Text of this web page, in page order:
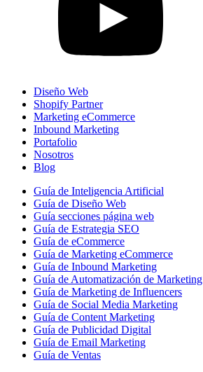
Diseño Web
Shopify Partner
Marketing eCommerce
Inbound Marketing
Portafolio
Nosotros
Blog
Guía de Inteligencia Artificial
Guía de Diseño Web
Guía secciones página web
Guía de Estrategia SEO
Guía de eCommerce
Guía de Marketing eCommerce
Guía de Inbound Marketing
Guía de Automatización de Marketing
Guía de Marketing de Influencers
Guía de Social Media Marketing
Guía de Content Marketing
Guía de Publicidad Digital
Guía de Email Marketing
Guía de Ventas